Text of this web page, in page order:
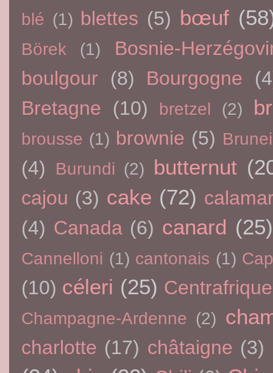
blé (1) blettes (5) bœuf
Börek (1)
Bosnie-
boulgour
(8) Bourgogne
Bretagne
(10) bretzel (2)
brousse (1) brownie (5) Brunei
(4) Burundi (2) butternut
cajou (3) cake (72)
(4) Canada (6) canard (25)
Cannelloni (1) cantonais (1)
(10) céleri (25) Centrafrique
Champagne-Ardenne (2)
charlotte (17) châtaigne (3)